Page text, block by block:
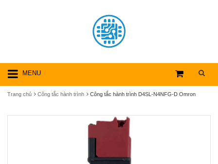
MENU
Trang chủ Công tắc hành trình Công tắc hành trình D4SL-N4NFG-D Omron